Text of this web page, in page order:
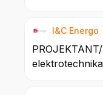
I&C Energo
elektrotechnika